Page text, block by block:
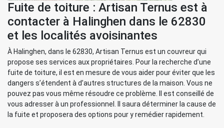
Fuite de toiture : Artisan Ternus est à
contacter à Halinghen dans le 62830
et les localités avoisinantes
À Halinghen, dans le 62830, Artisan Ternus est un couvreur qui
propose ses services aux propriétaires. Pour la recherche d’une
fuite de toiture, il est en mesure de vous aider pour éviter que les
dangers s’étendent à d’autres structures de la maison. Vous ne
pouvez pas vous même résoudre ce problème. Il est conseillé de
vous adresser à un professionnel. Il saura déterminer la cause de
la fuite et proposera des options pour y remédier rapidement.